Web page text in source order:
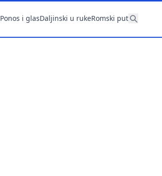
Ponos i glasDaljinski u rukeRomski put